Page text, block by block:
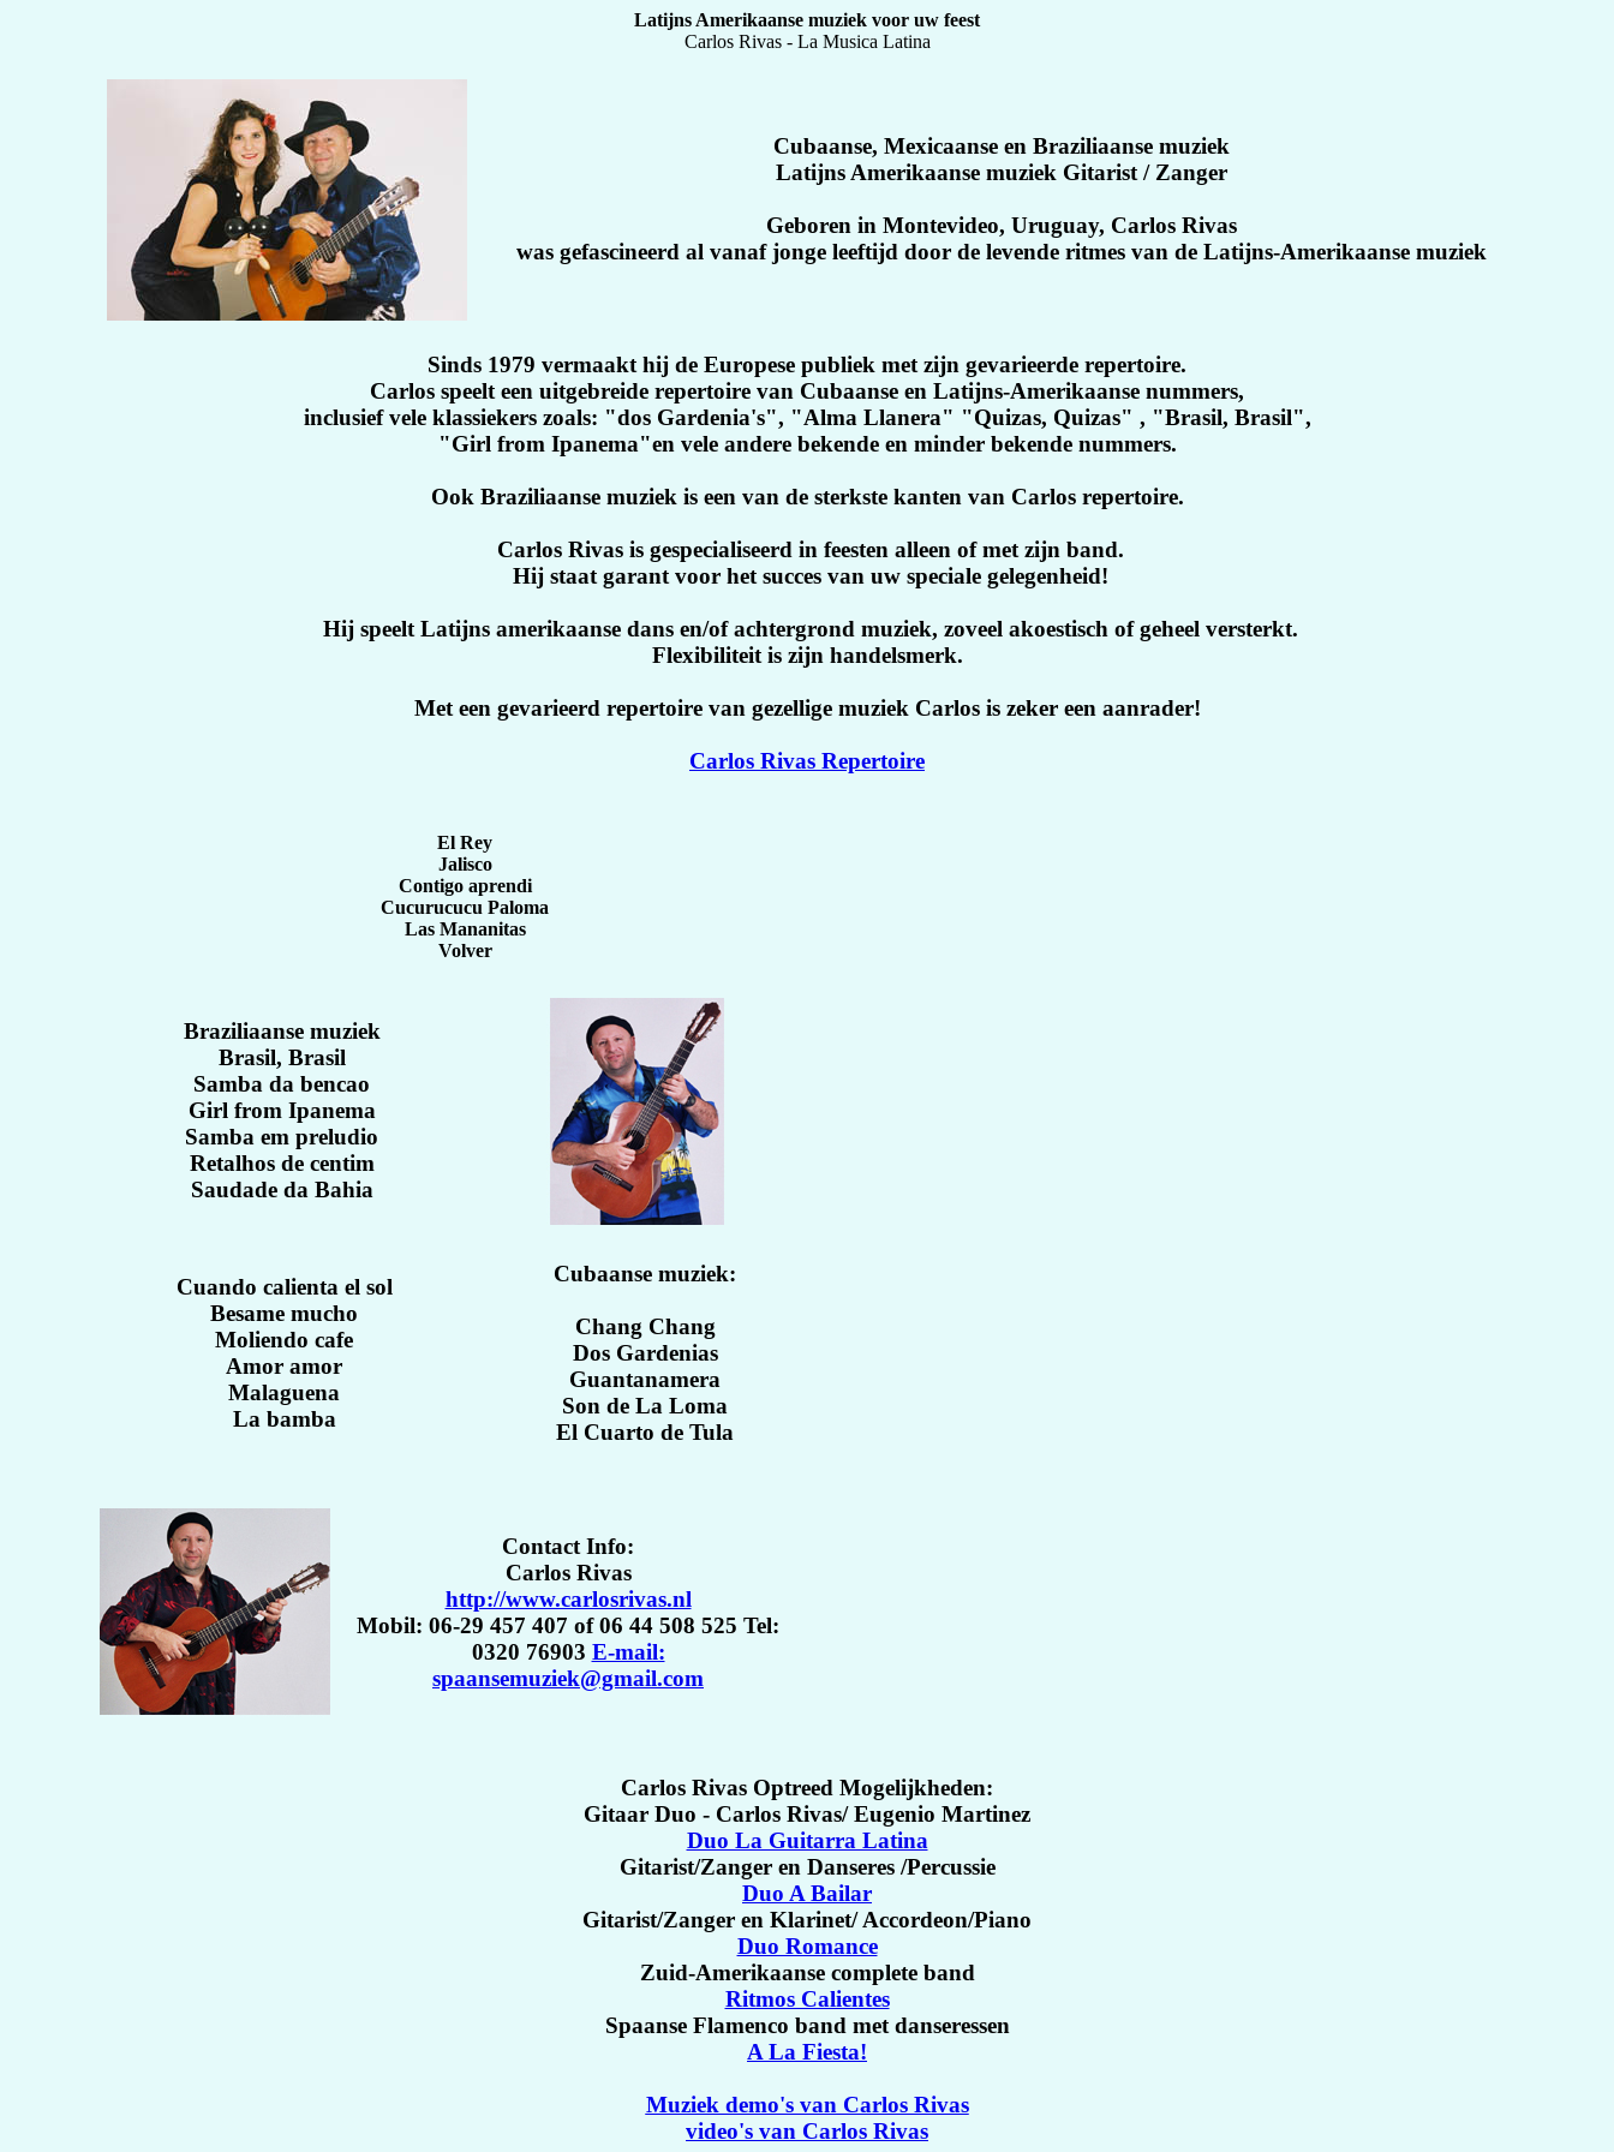
Latijns Amerikaanse muziek voor uw feest
Carlos Rivas - La Musica Latina
Cubaanse, Mexicaanse en Braziliaanse muziek
Latijns Amerikaanse muziek Gitarist / Zanger
Geboren in Montevideo, Uruguay, Carlos Rivas
was gefascineerd al vanaf jonge leeftijd door de levende ritmes van de Latijns-Amerikaanse muziek
Sinds 1979 vermaakt hij de Europese publiek met zijn gevarieerde repertoire.
Carlos speelt een uitgebreide repertoire van Cubaanse en Latijns-Amerikaanse nummers,
inclusief vele klassiekers zoals: "dos Gardenia's", "Alma Llanera" "Quizas, Quizas" , "Brasil, Brasil",
"Girl from Ipanema"en vele andere bekende en minder bekende nummers.
Ook Braziliaanse muziek is een van de sterkste kanten van Carlos repertoire.
Carlos Rivas is gespecialiseerd in feesten alleen of met zijn band.
Hij staat garant voor het succes van uw speciale gelegenheid!
Hij speelt Latijns amerikaanse dans en/of achtergrond muziek, zoveel akoestisch of geheel versterkt.
Flexibiliteit is zijn handelsmerk.
Met een gevarieerd repertoire van gezellige muziek Carlos is zeker een aanrader!
Carlos Rivas Repertoire
El Rey
Jalisco
Contigo aprendi
Cucurucucu Paloma
Las Mananitas
Volver
Braziliaanse muziek
Brasil, Brasil
Samba da bencao
Girl from Ipanema
Samba em preludio
Retalhos de centim
Saudade da Bahia
Cuando calienta el sol
Besame mucho
Moliendo cafe
Amor amor
Malaguena
La bamba
Cubaanse muziek:
Chang Chang
Dos Gardenias
Guantanamera
Son de La Loma
El Cuarto de Tula
Contact Info:
Carlos Rivas
http://www.carlosrivas.nl
Mobil: 06-29 457 407 of 06 44 508 525 Tel:
0320 76903 E-mail:
spaansemuziek@gmail.com
Carlos Rivas Optreed Mogelijkheden:
Gitaar Duo - Carlos Rivas/ Eugenio Martinez
Duo La Guitarra Latina
Gitarist/Zanger en Danseres /Percussie
Duo A Bailar
Gitarist/Zanger en Klarinet/ Accordeon/Piano
Duo Romance
Zuid-Amerikaanse complete band
Ritmos Calientes
Spaanse Flamenco band met danseressen
A La Fiesta!
Muziek demo's van Carlos Rivas
video's van Carlos Rivas